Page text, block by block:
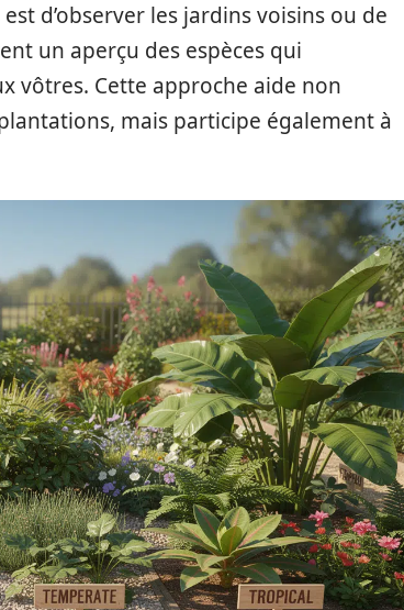
d’observer les jardins voisins ou de
un aperçu des espèces qui
vôtres. Cette approche aide non
mais participe également à